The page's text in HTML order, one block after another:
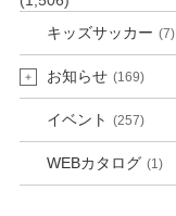
キッズサッカー (7)
お知らせ (169)
イベント (257)
WEBカタログ (1)